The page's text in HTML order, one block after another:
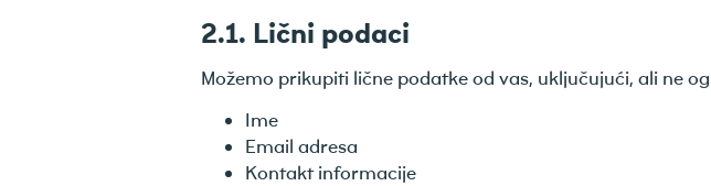
2.1. Lični podaci
Možemo prikupiti lične podatke od vas, uključujući, ali ne
Ime
Email adresa
Kontakt informacije